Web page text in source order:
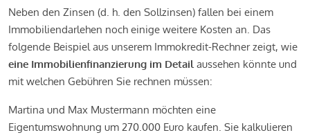
Neben den Zinsen (d. h. den Sollzinsen) fallen bei einem
Immobiliendarlehen noch einige weitere Kosten an. Das
folgende Beispiel aus unserem Immokredit-Rechner zeigt, wie
eine Immobilienfinanzierung im Detail aussehen könnte und
mit welchen Gebühren Sie rechnen müssen:
Martina und Max Mustermann möchten eine
Eigentumswohnung um 270.000 Euro kaufen. Sie kalkulieren